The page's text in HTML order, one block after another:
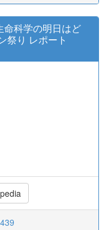
命科学の明日はど
祭り レポート